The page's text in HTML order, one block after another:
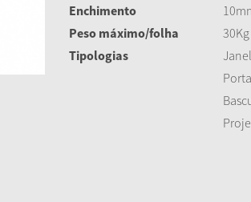
Enchimento
Peso máximo/folha
30Kg
Tipologias